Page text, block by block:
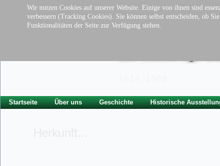
Startseite Über uns Geschichte Historische
Wir nutzen Cookies auf unserer Website. Einige von ihnen sind
verbessern (Tracking Cookies). Sie können selbst entscheiden, ob
Funktionalitäten der Seite zur Verfügung stehen.